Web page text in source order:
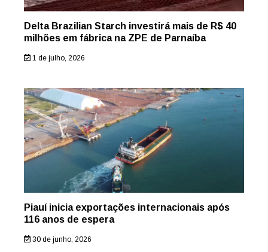
Delta Brazilian Starch investirá mais de R$ 40
milhões em fábrica na ZPE de Parnaíba
1 de julho, 2026
Piauí inicia exportações internacionais após
116 anos de espera
30 de junho, 2026